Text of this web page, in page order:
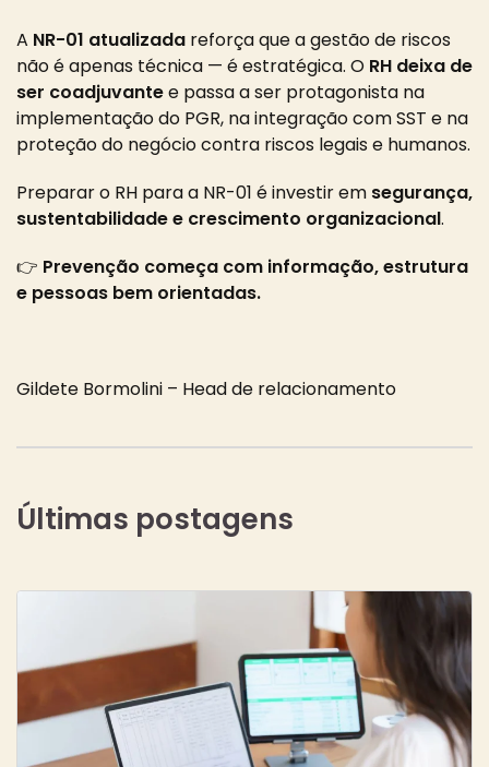
A NR-01 atualizada reforça que a gestão de riscos
não é apenas técnica — é estratégica. O RH deixa de
ser coadjuvantee passa a ser protagonista na
implementação do PGR, na integração com SST e na
proteção do negócio contra riscos legais e humanos.
Preparar o RH para a NR-01 é investir em segurança,
sustentabilidade e crescimento organizacional.
👉 Prevenção começa com informação, estrutura
e pessoas bem orientadas.
Gildete Bormolini – Head de relacionamento
Últimas postagens